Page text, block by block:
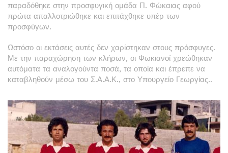
παραδόθηκε στην προσφυγική ομάδα Π. Φώκαιας αφού
πρώτα απαλλοτριώθηκε και επιτάχθηκε υ­πέρ των
προσφύγων.
Ωστόσο οι εκτάσεις αυτές δεν χαρίστηκαν στους πρόσφυγες.
Με την παραχώρηση των κλήρων, οι Φωκιανοί χρεώθηκαν
αυτόματα τα αναλογούντα ποσά, τα οποία και έπρεπε να
καταβληθούν μέσω του Σ.Α.Α.Κ., στο Υπουργείο Γεωργίας..